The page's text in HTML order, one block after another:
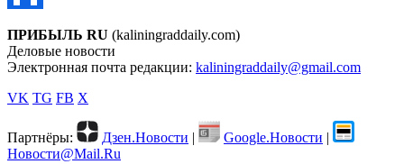
ПРИБЫЛЬ RU (kaliningraddaily.com)
Деловые новости
Электронная почта редакции: kaliningraddaily@gmail.com
VK TG FB X
Партнёры: Дзен.Новости | Google.Новости |
Новости@Mail.Ru